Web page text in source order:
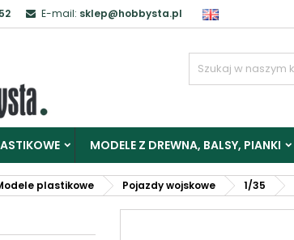
E-mail: sklep@hobbysta.pl
MODELE Z DREWNA, BALSY, PIANKI
plastikowe Pojazdy wojskowe 1/35